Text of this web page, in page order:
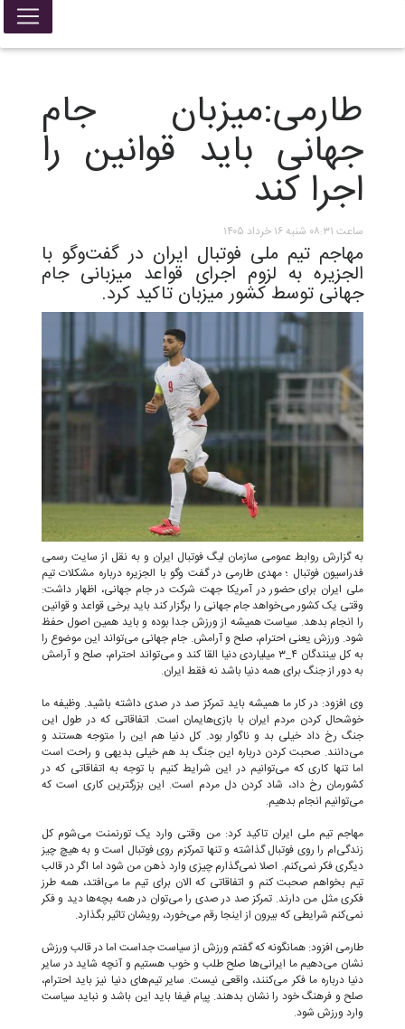
طارمی:میزبان جام
جهانی باید قوانین را
اجرا کند
ساعت ۰۸:۳۱ شنبه ۱۶ خرداد ۱۴۰۵
مهاجم تیم ملی فوتبال ایران در گفت‌وگو با
الجزیره به لزوم اجرای قواعد میزبانی جام
جهانی توسط کشور میزبان تاکید کرد‌.
به گزارش روابط عمومی سازمان لیگ فوتبال ایران و به نقل از سایت رسمی
فدراسیون فوتبال ؛ مهدی طارمی در گفت وگو با الجزیره درباره مشکلات تیم
ملی ایران برای حضور در آمریکا جهت شرکت در جام جهانی، اظهار داشت:
وقتی یک کشور می‌خواهد جام جهانی را برگزار کند باید برخی قواعد و قوانین
را انجام بدهد‌. سیاست همیشه از ورزش جدا بوده و باید همین اصول حفظ
شود‌. ورزش یعنی احترام، صلح و آرامش. جام جهانی می‌تواند این موضوع را
به کل بینندگان ۴_۳ میلیاردی دنیا القا کند و می‌تواند احترام، صلح و آرامش
به دور از جنگ برای همه دنیا باشد نه فقط ایران.
وی افزود: در کار ما همیشه باید تمرکز صد در صدی داشته باشید. وظیفه ما
خوشحال کردن مردم ایران با بازی‌هایمان است. اتفاقاتی که در طول این
جنگ رخ داد خیلی بد و ناگوار بود. کل دنیا هم این را متوجه‌ هستند و
می‌دانند. صحبت کردن درباره این جنگ بد هم خیلی بدیهی و راحت است
اما تنها کاری که می‌توانیم در این شرایط کنیم با توجه به اتفاقاتی که در
کشورمان رخ داد، شاد کردن دل مردم است. این بزرگترین کاری است که
می‌توانیم انجام بدهیم‌.
مهاجم تیم ملی ایران تاکید کرد: من وقتی وارد یک تورنمنت می‌شوم کل
زندگی‌ام را روی فوتبال گذاشته و تنها تمرکزم روی فوتبال است و به هیچ چیز
دیگری فکر نمی‌کنم‌. اصلا نمی‌گذارم چیزی وارد ذهن من شود اما اگر در قالب
تیم بخواهم صحبت کنم و اتفاقاتی که الان برای تیم ما می‌افتد، همه طرز
فکری مثل من دارند. تمرکز صد در صدی را می‌توان در همه بچه‌ها دید و فکر
نمی‌کنم شرایطی که بیرون از اینجا رقم می‌خورد، رویشان تاثیر بگذارد‌.
طارمی افزود: همانگونه که گفتم ورزش از سیاست جداست اما در قالب ورزش
نشان می‌دهیم ما ایرانی‌ها صلح طلب و خوب هستیم و آنچه شاید در سایر
دنیا درباره ما فکر می‌کنند، واقعی نیست. سایر تیم‌های دنیا نیز باید احترام،
صلح و فرهنگ خود را نشان بدهند. پیام فیفا باید این باشد و نباید سیاست
وارد ورزش شود.